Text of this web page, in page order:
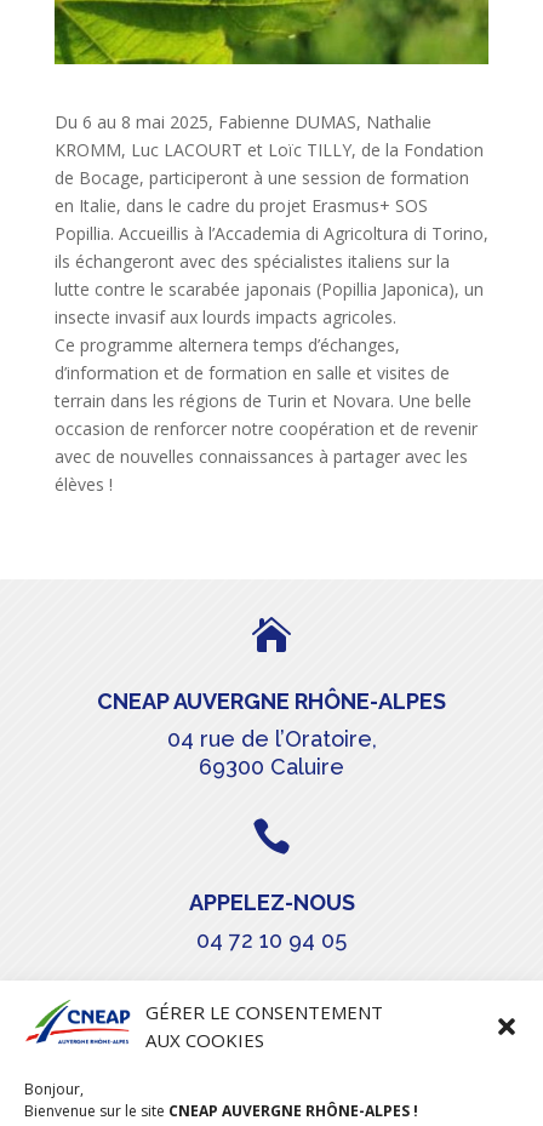
GÉRER LE CONSENTEMENT
AUX COOKIES
Bonjour,
Bienvenue sur le site CNEAP AUVERGNE RHÔNE-ALPES !
Du 6 au 8 mai 2025, Fabienne DUMAS, Nathalie
KROMM, Luc LACOURT et Loïc TILLY, de la Fondation
de Bocage, participeront à une session de formation
en Italie, dans le cadre du projet Erasmus+ SOS
Popillia. Accueillis à l’Accademia di Agricoltura di Torino,
ils échangeront avec des spécialistes italiens sur la
lutte contre le scarabée japonais (Popillia Japonica), un
insecte invasif aux lourds impacts agricoles.
Ce programme alternera temps d’échanges,
d’information et de formation en salle et visites de
terrain dans les régions de Turin et Novara. Une belle
occasion de renforcer notre coopération et de revenir
avec de nouvelles connaissances à partager avec les
élèves !

CNEAP AUVERGNE RHÔNE-ALPES
04 rue de l’Oratoire,
69300 Caluire

APPELEZ-NOUS
04 72 10 94 05

stephanie.maillot@cneap.fr